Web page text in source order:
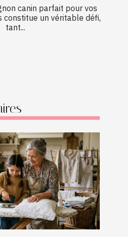
canin parfait pour vos
constitue un véritable défi,
tant...